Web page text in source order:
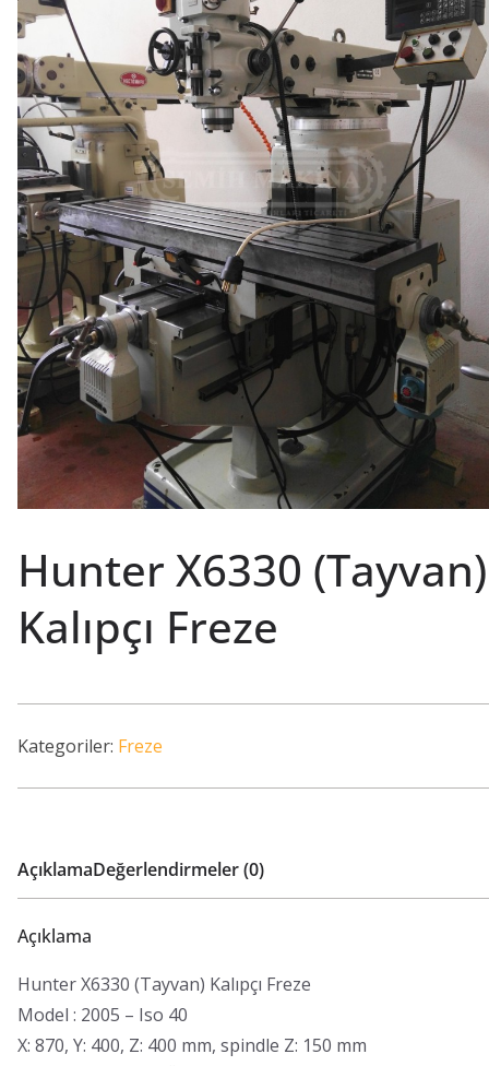
Hunter X6330 (Tayvan)
Kalıpçı Freze
Kategoriler: Freze
AçıklamaDeğerlendirmeler (0)
Açıklama
Hunter X6330 (Tayvan) Kalıpçı Freze
Model : 2005 – Iso 40
X: 870, Y: 400, Z: 400 mm, spindle Z: 150 mm